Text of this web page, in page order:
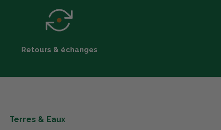
Retours & échanges
Terres & Eaux